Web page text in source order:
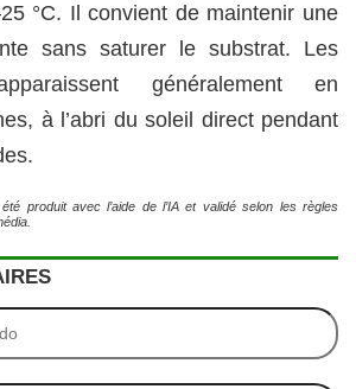
°C. Il convient de maintenir une
sans saturer le substrat. Les
généralement en
à l’abri du soleil direct pendant
produit avec l’aide de l’IA et validé selon les règles